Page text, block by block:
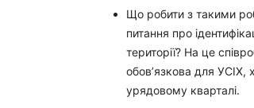
Що робити з такими
питання про
території? На це
обов’язкова для
урядовому кварталі.